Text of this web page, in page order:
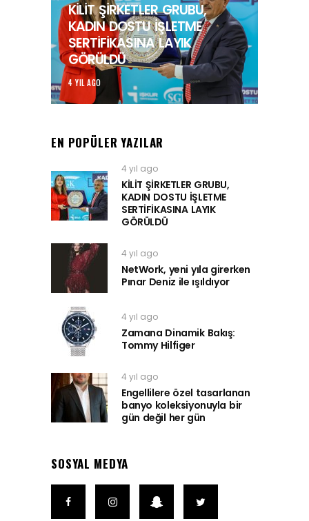
KİLİT ŞİRKETLER GRUBU,
KADIN DOSTU İŞLETME
SERTİFİKASINA LAYIK
GÖRÜLDÜ
4 YIL AGO
EN POPÜLER YAZILAR
4 yıl ago
KİLİT ŞİRKETLER GRUBU,
KADIN DOSTU İŞLETME
SERTİFİKASINA LAYIK
GÖRÜLDÜ
4 yıl ago
NetWork, yeni yıla girerken
Pınar Deniz ile ışıldıyor
4 yıl ago
Zamana Dinamik Bakış:
Tommy Hilfiger
4 yıl ago
Engellilere özel tasarlanan
banyo koleksiyonuyla bir
gün değil her gün
SOSYAL MEDYA